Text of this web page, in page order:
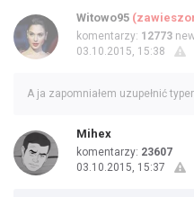
Witowo95
komentarzy: 12773
03.10.2015, 15:38
A ja zapomniałem uzupełnić
Mihex
komentarzy: 23607
03.10.2015, 15:37